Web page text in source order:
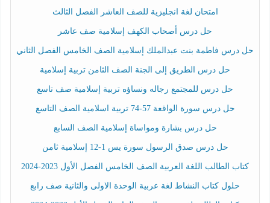
امتحان لغة انجليزية للصف العاشر الفصل الثالث
حل درس أصحاب الكهف إسلامية صف عاشر
حل درس فاطمة بنت عبدالملك إسلامية الصف الخامس الفصل الثاني
حل درس الطريق إلى الجنة الصف الثامن تربية إسلامية
حل درس للمجتمع رجاله ونساؤه تربية إسلامية صف تاسع
حل درس سورة الواقعة 57-74 تربية اسلامية الصف التاسع
حل درس بشارة ومواساة إسلامية الصف السابع
حل درس صدق الرسول سورة يس 1-12 إسلامية ثامن
كتاب الطالب اللغة العربية الصف الخامس الفصل الأول 2023-2024
حلول كتاب النشاط لغة عربية الوحدة الاولى والثانية صف رابع